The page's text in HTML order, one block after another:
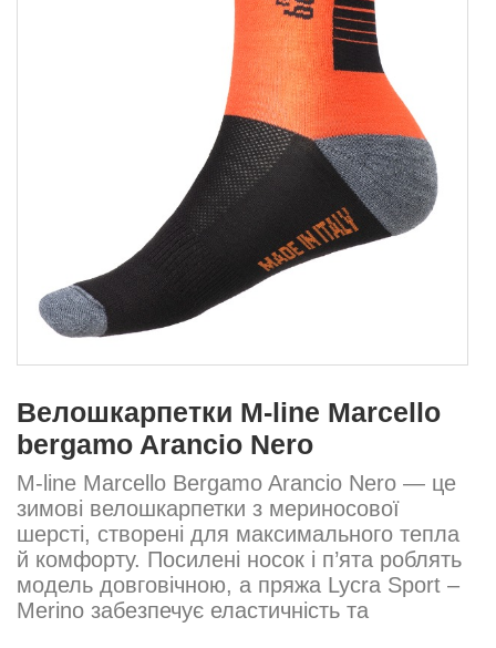
Велошкарпетки M-line Marcello
bergamo Arancio Nero
M-line Marcello Bergamo Arancio Nero — це
зимові велошкарпетки з мериносової
шерсті, створені для максимального тепла
й комфорту. Посилені носок і п’ята роблять
модель довговічною, а пряжа Lycra Sport –
Merino забезпечує еластичність та